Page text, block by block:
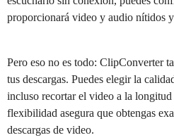
proporcionará video y audio nítidos
Pero eso no es todo: ClipConverter
tus descargas. Puedes elegir la
incluso recortar el video a la longitud
flexibilidad asegura que obtengas
descargas de video.